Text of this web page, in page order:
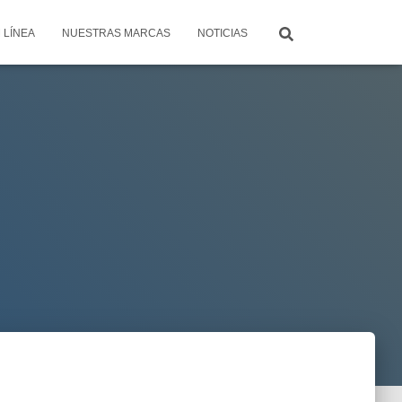
LÍNEA NUESTRAS MARCAS NOTICIAS